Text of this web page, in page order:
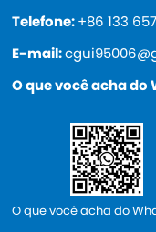
Telefone:+86 133
E-mail:
O que você acha do
O que você acha do